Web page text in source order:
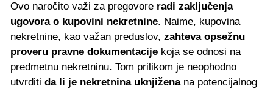
Ovo naročito važi za pregovore radi zaključenja
ugovora o kupovini nekretnine. Naime, kupovina
nekretnine, kao važan preduslov, zahteva opsežnu
proveru pravne dokumentacije koja se odnosi na
predmetnu nekretninu. Tom prilikom je neophodno
utvrditi da li je nekretnina uknjiženana potencijalnog